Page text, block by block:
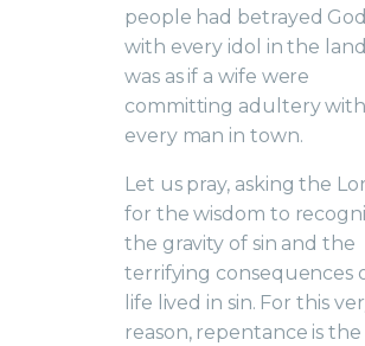
people had betrayed God
with every idol in the
was as if a wife were
committing adultery with
every man in town.
Let us pray, asking the
for the wisdom to
the gravity of sin and the
terrifying consequences
life lived in sin. For this
reason, repentance is the